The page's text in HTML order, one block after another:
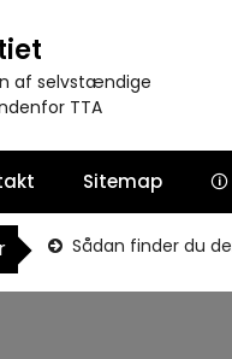
af selvstændige
TTA
Sitemap 🛈
Sådan finder du